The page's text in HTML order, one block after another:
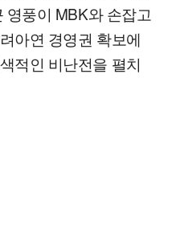
풍이 MBK와 손잡고
아연 경영권 확보에
적인 비난전을 펼치